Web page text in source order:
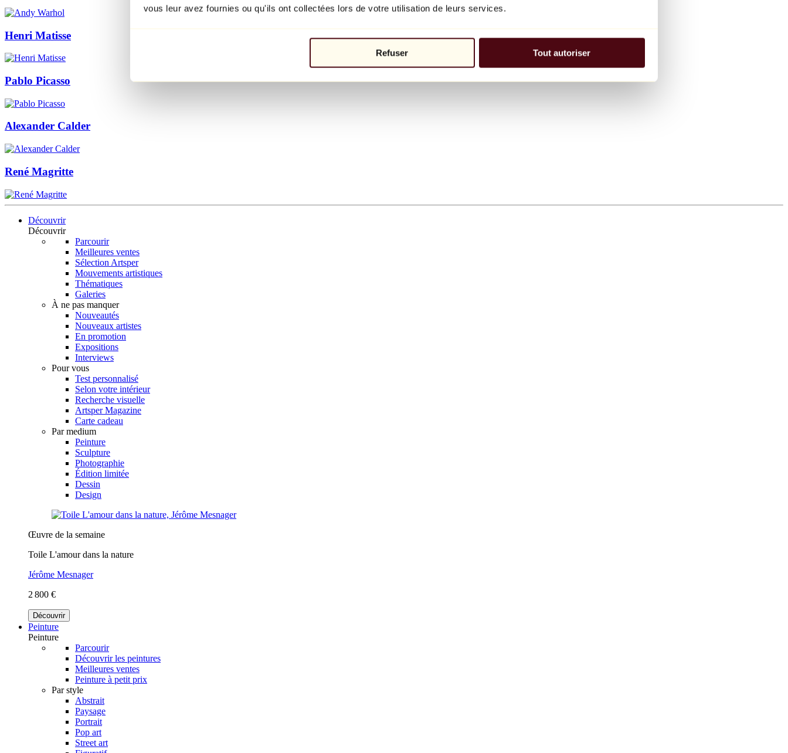
vous leur avez fournies ou qu'ils ont collectées lors de votre utilisation de leurs services.
Refuser Tout autoriser
Henri Matisse
Pablo Picasso
Alexander Calder
René Magritte
Découvrir
Découvrir
Parcourir
Meilleures ventes
Sélection Artsper
Mouvements artistiques
Thématiques
Galeries
À ne pas manquer
Nouveautés
Nouveaux artistes
En promotion
Expositions
Interviews
Pour vous
Test personnalisé
Selon votre intérieur
Recherche visuelle
Artsper Magazine
Carte cadeau
Par medium
Peinture
Sculpture
Photographie
Édition limitée
Dessin
Design
Œuvre de la semaine
Toile L'amour dans la nature
Jérôme Mesnager
2 800 €
Découvrir
Peinture
Peinture
Parcourir
Découvrir les peintures
Meilleures ventes
Peinture à petit prix
Par style
Abstrait
Paysage
Portrait
Pop art
Street art